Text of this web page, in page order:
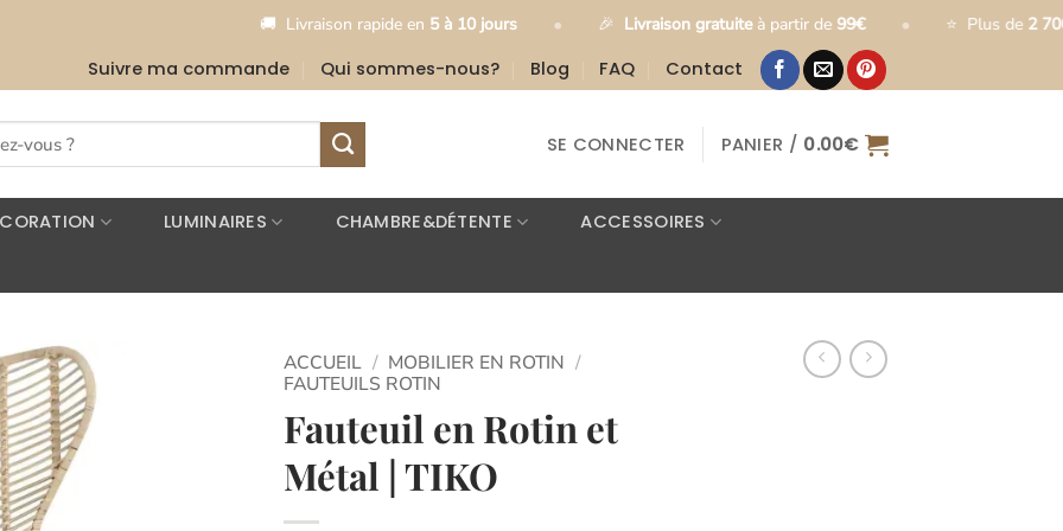
Livraison rapide en5 à 10 jours • 🎉 Livraison gratuiteà partir de99€ • ⭐ Plus de 2 700 clients
Suivre ma commande Qui sommes-nous? Blog FAQ Contact
SE CONNECTER PANIER / 0.00€
LUMINAIRES CHAMBRE&DÉTENTE
ACCESSOIRES
ACCUEIL / MOBILIER EN ROTIN /
FAUTEUILS ROTIN
Fauteuil en Rotin et
Métal | TIKO